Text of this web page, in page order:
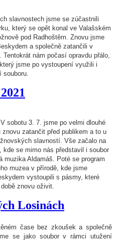
slavnostech jsme se zúčastnili
který se opět konal ve Valašském
pod Radhoštěm. Znovu jsme
a společně zatančili v
Tentokrát nám počasí opravdu přálo,
jsme po vystoupení využili i
souboru.
sobotu 3. 7. jsme po velmi dlouhé
zatančit před publikem a to u
slavností. Vše začalo na
kde se mimo nás představil i soubor
muzika Aldamáš. Poté se program
muzea v přírodě, kde jsme
vystoupili s pásmy, které
znovu oživit.
Losinách
čase bez zkoušek a společně
se jako soubor v rámci utužení